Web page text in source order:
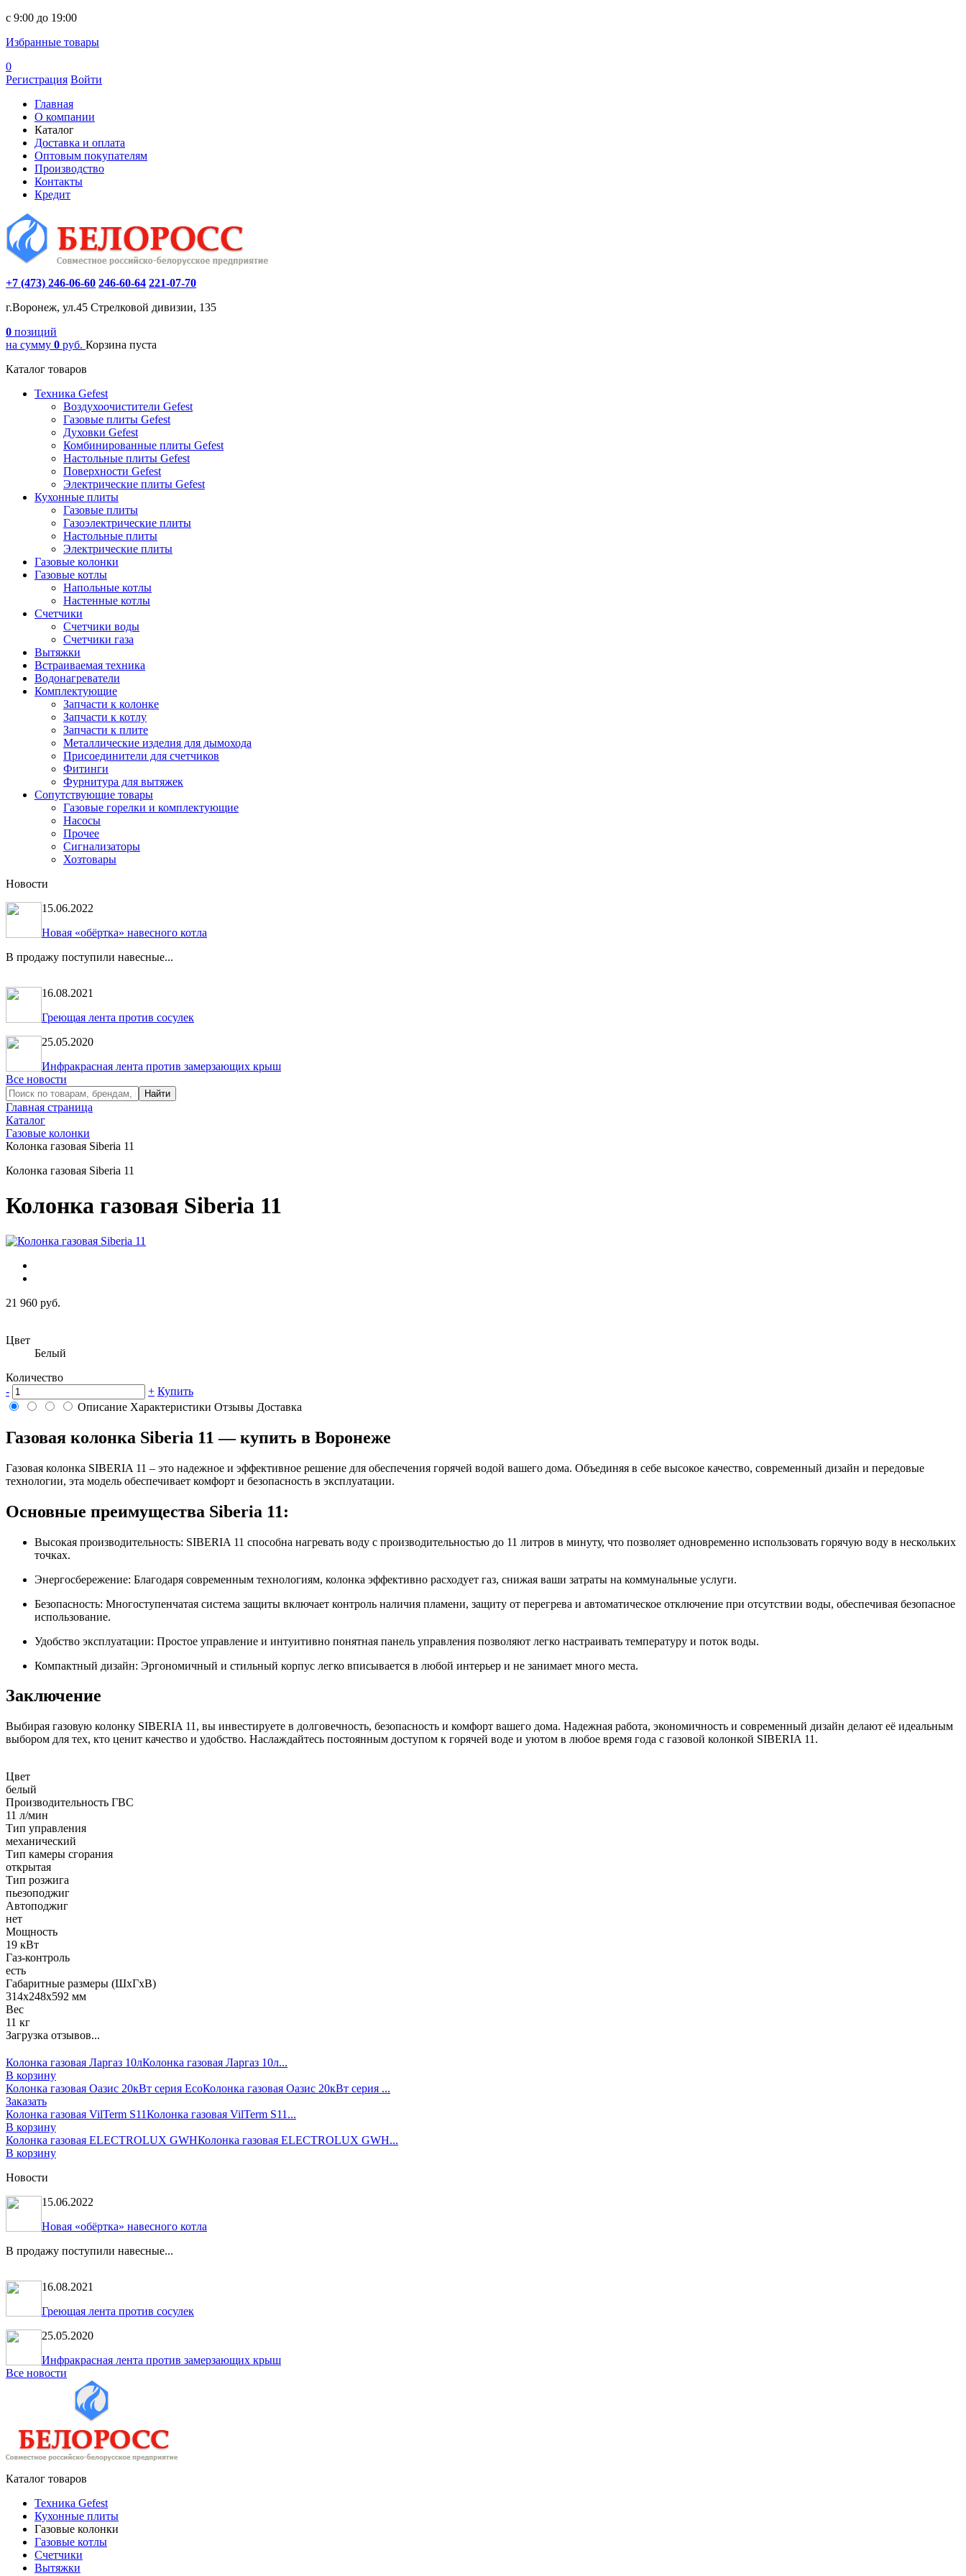
c 9:00 до 19:00
Избранные товары
0
Регистрация Войти
Главная
О компании
Каталог
Доставка и оплата
Оптовым покупателям
Производство
Контакты
Кредит
+7 (473) 246-06-60 246-60-64 221-07-70
г.Воронеж, ул.45 Стрелковой дивизии, 135
0 позиций
на сумму 0 руб. Корзина пуста
Каталог товаров
Техника Gefest
Воздухоочистители Gefest
Газовые плиты Gefest
Духовки Gefest
Комбинированные плиты Gefest
Настольные плиты Gefest
Поверхности Gefest
Электрические плиты Gefest
Кухонные плиты
Газовые плиты
Газоэлектрические плиты
Настольные плиты
Электрические плиты
Газовые колонки
Газовые котлы
Напольные котлы
Настенные котлы
Счетчики
Счетчики воды
Счетчики газа
Вытяжки
Встраиваемая техника
Водонагреватели
Комплектующие
Запчасти к колонке
Запчасти к котлу
Запчасти к плите
Металлические изделия для дымохода
Присоединители для счетчиков
Фитинги
Фурнитура для вытяжек
Сопутствующие товары
Газовые горелки и комплектующие
Насосы
Прочее
Сигнализаторы
Хозтовары
Новости
15.06.2022
Новая «обёртка» навесного котла
В продажу поступили навесные...
16.08.2021
Греющая лента против сосулек
25.05.2020
Инфракрасная лента против замерзающих крыш
Все новости
Главная страница
Каталог
Газовые колонки
Колонка газовая Siberia 11
Колонка газовая Siberia 11
Колонка газовая Siberia 11
21 960 руб.
Цвет
Белый
Количество
-
+ Купить
Описание Характеристики Отзывы Доставка
Газовая колонка Siberia 11 — купить в Воронеже
Газовая колонка SIBERIA 11 – это надежное и эффективное решение для обеспечения горячей водой вашего дома. Объединяя в себе высокое качество, современный дизайн и передовые
технологии, эта модель обеспечивает комфорт и безопасность в эксплуатации.
Основные преимущества Siberia 11:
Высокая производительность: SIBERIA 11 способна нагревать воду с производительностью до 11 литров в минуту, что позволяет одновременно использовать горячую воду в нескольких
точках.
Энергосбережение: Благодаря современным технологиям, колонка эффективно расходует газ, снижая ваши затраты на коммунальные услуги.
Безопасность: Многоступенчатая система защиты включает контроль наличия пламени, защиту от перегрева и автоматическое отключение при отсутствии воды, обеспечивая безопасное
использование.
Удобство эксплуатации: Простое управление и интуитивно понятная панель управления позволяют легко настраивать температуру и поток воды.
Компактный дизайн: Эргономичный и стильный корпус легко вписывается в любой интерьер и не занимает много места.
Заключение
Выбирая газовую колонку SIBERIA 11, вы инвестируете в долговечность, безопасность и комфорт вашего дома. Надежная работа, экономичность и современный дизайн делают её идеальным
выбором для тех, кто ценит качество и удобство. Наслаждайтесь постоянным доступом к горячей воде и уютом в любое время года с газовой колонкой SIBERIA 11.
Цвет
белый
Производительность ГВС
11 л/мин
Тип управления
механический
Тип камеры сгорания
открытая
Тип розжига
пьезоподжиг
Автоподжиг
нет
Мощность
19 кВт
Газ-контроль
есть
Габаритные размеры (ШхГхВ)
314х248x592 мм
Вес
11 кг
Загрузка отзывов...
Колонка газовая Ларгаз 10лКолонка газовая Ларгаз 10л...
В корзину
Колонка газовая Оазис 20кВт серия ЕсоКолонка газовая Оазис 20кВт серия ...
Заказать
Колонка газовая VilTerm S11Колонка газовая VilTerm S11...
В корзину
Колонка газовая ELECTROLUX GWHКолонка газовая ELECTROLUX GWH...
В корзину
Новости
15.06.2022
Новая «обёртка» навесного котла
В продажу поступили навесные...
16.08.2021
Греющая лента против сосулек
25.05.2020
Инфракрасная лента против замерзающих крыш
Все новости
Каталог товаров
Техника Gefest
Кухонные плиты
Газовые колонки
Газовые котлы
Счетчики
Вытяжки